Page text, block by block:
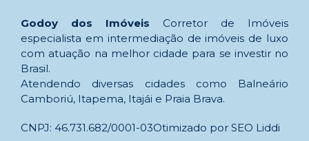
Godoy dos Imóveis Corretor de Imóveis
especialista em intermediação de imóveis de luxo
com atuação na melhor cidade para se investir no
Brasil.
Atendendo diversas cidades como Balneário
Camboriú, Itapema, Itajái e Praia Brava.
CNPJ: 46.731.682/0001-03Otimizado por SEO Liddi